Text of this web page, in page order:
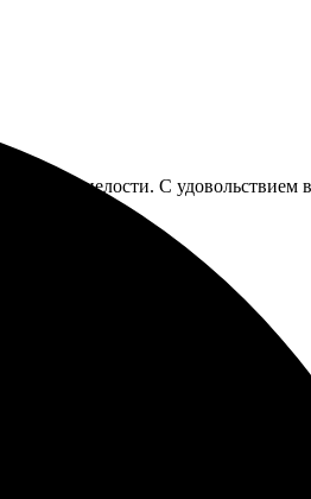
в целости. С удовольствием
размеров и материалов радует.
Доставка ко времени, все